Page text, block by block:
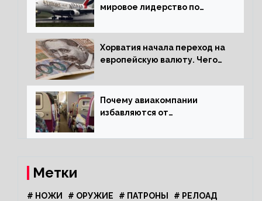
мировое лидерство по
Хорватия начала переход на
европейскую валюту. Чего
Почему авиакомпании
избавляются от
Метки
# НОЖИ # ОРУЖИЕ # ПАТРОНЫ # РЕЛОАД